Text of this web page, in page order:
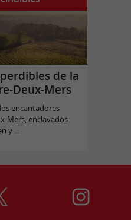
de la
Deux-Mers
encantadores
Mers, enclavados
y ...